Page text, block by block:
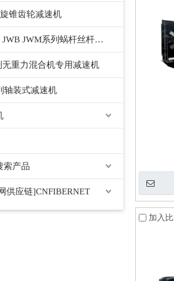
锥齿轮减速机
SWL JW JWB JWM系列蜗杆丝杆升降机千斤顶
无重力混合机专用减速机
轴装式减速机
索产品
供应链]CNFIBERNET
加入